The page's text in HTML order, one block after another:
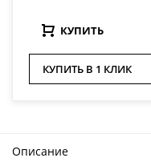
КУПИТЬ
КУПИТЬ В 1 КЛИК
Описание